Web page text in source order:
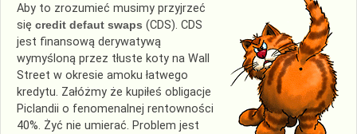
Aby to zrozumieć musimy przyjrzeć
się credit defaut swaps (CDS). CDS
jest finansową derywatywą
wymyśloną przez tłuste koty na Wall
Street w okresie amoku łatwego
kredytu. Załóżmy że kupiłeś obligacje
Piclandii o fenomenalnej rentowności
40%. Żyć nie umierać. Problem jest